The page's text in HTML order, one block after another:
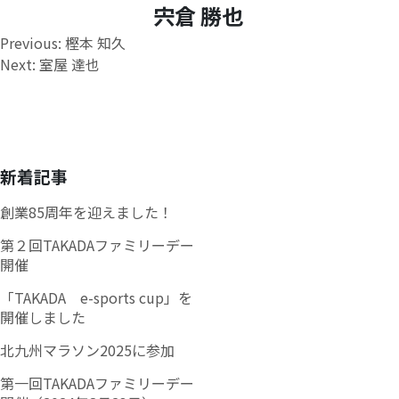
宍倉 勝也
投
稿
ゲ
ー
シ
ョ
ン
Previous: 樫本 知久
Next: 室屋 達也
新着記事
創業85周年を迎えました！
第２回TAKADAファミリーデー
開催
「TAKADA e-sports cup」を
開催しました
北九州マラソン2025に参加
第一回TAKADAファミリーデー